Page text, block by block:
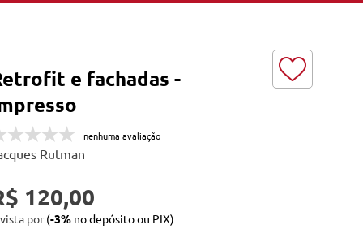
Geologia
e fachadas -
nenhuma avaliação
Rutman
120,00
por(-3% no depósito ou PIX)